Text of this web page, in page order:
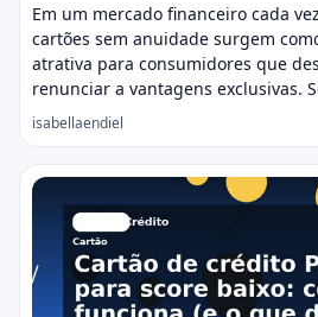
Em um mercado financeiro cada
cartões sem anuidade surgem
atrativa para consumidores que
renunciar a vantagens exclusivas.
isabellaendiel